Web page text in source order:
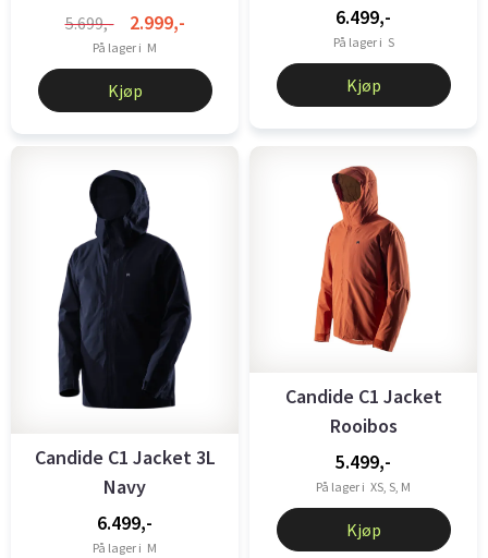
5.699,- 2.999,-
På lager i M
Kjøp
6.499,-
På lager i S
Kjøp
Candide C1 Jacket 3L
Navy
6.499,-
På lager i M
Candide C1 Jacket
Rooibos
5.499,-
På lager i XS, S, M
Kjøp